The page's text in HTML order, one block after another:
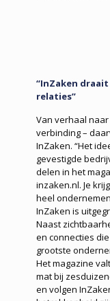
“InZaken
relaties”
Van verhaal
verbinding –
InZaken. “Het
gevestigde
delen in het
inzaken.nl. Je
heel
InZaken is
Naast
en connecties
grootste
Het magazine
mat bij
en volgen